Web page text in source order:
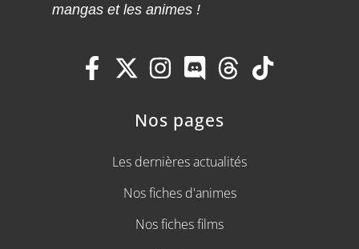
mangas et les animes !
Nos pages
Les dernières actualités
Nos fiches d'animes
Nos fiches films